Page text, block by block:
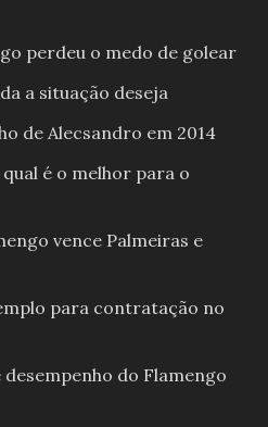
perdeu o medo de golear
a situação deseja
de Alecsandro em 2014
é o melhor para o
vence Palmeiras e
para contratação no
do Flamengo